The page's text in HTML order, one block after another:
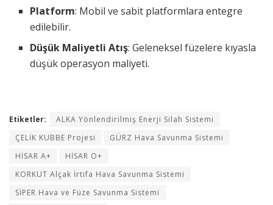
Platform: Mobil ve sabit platformlara entegre
edilebilir.
Düşük Maliyetli Atış: Geleneksel füzelere kıyasla
düşük operasyon maliyeti.
Etiketler:
ALKA Yönlendirilmiş Enerji Silah Sistemi
ÇELİK KUBBE Projesi
GÜRZ Hava Savunma Sistemi
HİSAR A+
HİSAR O+
KORKUT Alçak İrtifa Hava Savunma Sistemi
SİPER Hava ve Füze Savunma Sistemi